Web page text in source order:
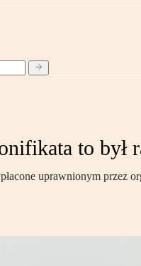
to był
uprawnionym przez